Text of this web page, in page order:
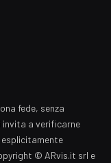
fede, senza
a verificarne
© ARvis.it srl e